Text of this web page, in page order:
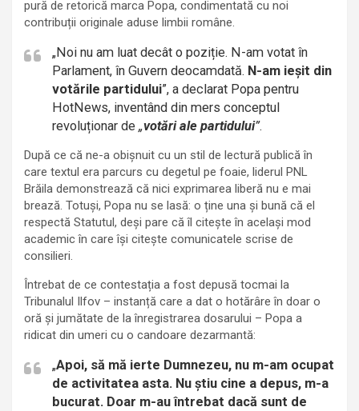
pură de retorică marca Popa, condimentată cu noi
contribuții originale aduse limbii române.
„Noi nu am luat decât o poziție. N-am votat în
Parlament, în Guvern deocamdată. N-am ieșit din
votările partidului”, a declarat Popa pentru
HotNews, inventând din mers conceptul
revoluționar de „votări ale partidului”.
După ce că ne-a obișnuit cu un stil de lectură publică în
care textul era parcurs cu degetul pe foaie, liderul PNL
Brăila demonstrează că nici exprimarea liberă nu e mai
brează. Totuși, Popa nu se lasă: o ține una și bună că el
respectă Statutul, deși pare că îl citește în același mod
academic în care își citește comunicatele scrise de
consilieri.
Întrebat de ce contestația a fost depusă tocmai la
Tribunalul Ilfov – instanță care a dat o hotărâre în doar o
oră și jumătate de la înregistrarea dosarului – Popa a
ridicat din umeri cu o candoare dezarmantă:
„Apoi, să mă ierte Dumnezeu, nu m-am ocupat
de activitatea asta. Nu știu cine a depus, m-a
bucurat. Doar m-au întrebat dacă sunt de